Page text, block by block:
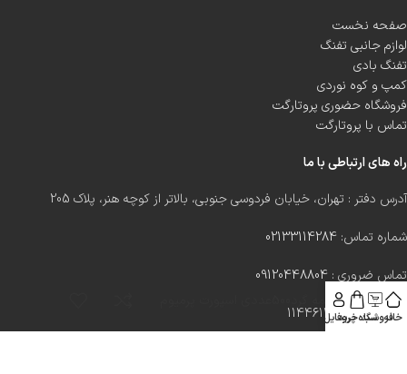
صفحه نخست
لوازم جانبی تفنگ
تفنگ بادی
کمپ و کوه نوردی
فروشگاه حضوری پروتارگت
تماس با پروتارگت
راه های ارتباطی با ما
آدرس دفتر : تهران، خیابان فردوسی جنوبی، بالاتر از کوچه هنر، پلاک 205
شماره تماس: 02133114284
تماس ضروری : 09120448804
کد پستی: 1144614454
خانهفروشگاهسبد خرید
پروفایل
ساچمه گرد500عددی اسپورت پرمیوم